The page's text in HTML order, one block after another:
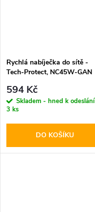
Rychlá nabíječka do sítě -
Tech-Protect, NC45W-GAN
594 Kč
Skladem - hned k odeslání
3 ks
DO KOŠÍKU